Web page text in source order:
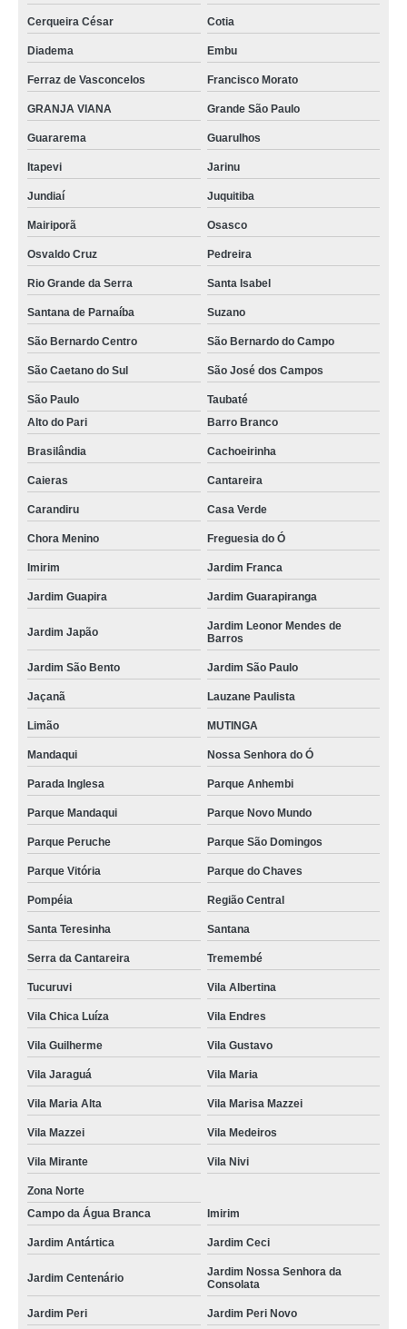
farol traseiro Taubaté
farol de led automotivo São Paulo
farol novo preço Jardim Franca
farol dianteiro Campo Limpo Paulista
onde comprar farol de led ARUJÁ
farol preço Campo da Água Branca
onde comprar farol de milha universal Jardim Peri Novo
farol de milha preço Sítio Casa Verde
farois automotivos Jardim São Bento
farol Parque Mandaqui
onde vende farol de moto Osvaldo Cruz
farol de led preço Brasilândia
onde vende farol de moto Alto do Pari
onde vende farol de milha Jaçanã
farois automotivos preço Vila Nivi
onde vende farol de led automotivo Parque São Domingos
onde comprar farol dianteiro Parque São Domingos
farol de moto preço Chora Menino
farol de moto Jardim Nossa Senhora da Consolata
farol novo preço Cachoeirinha
farol de milha universal São José dos Campos
onde vende farol Casa Verde
farol de milha preço ALDEIA DA SERRA
farol de led redondo preço Jundiaí
Cerqueira César Cotia
Diadema Embu
Ferraz de Vasconcelos Francisco Morato
GRANJA VIANA Grande São Paulo
Guararema Guarulhos
Itapevi Jarinu
Jundiaí Juquitiba
Mairiporã Osasco
Osvaldo Cruz Pedreira
Rio Grande da Serra Santa Isabel
Santana de Parnaíba Suzano
São Bernardo Centro São Bernardo do Campo
São Caetano do Sul São José dos Campos
São Paulo
Taubaté
Alto do Pari
Barro Branco
Brasilândia Cachoeirinha
Caieras Cantareira
Carandiru Casa Verde
Chora Menino Freguesia do Ó
Imirim Jardim Franca
Jardim Guapira Jardim Guarapiranga
Jardim Japão
Jardim Leonor Mendes de
Barros
Jardim São Bento Jardim São Paulo
Jaçanã Lauzane Paulista
Limão MUTINGA
Mandaqui Nossa Senhora do Ó
Parada Inglesa Parque Anhembi
Parque Mandaqui Parque Novo Mundo
Parque Peruche Parque São Domingos
Parque Vitória Parque do Chaves
Pompéia Região Central
Santa Teresinha Santana
Serra da Cantareira Tremembé
Tucuruvi Vila Albertina
Vila Chica Luíza Vila Endres
Vila Guilherme Vila Gustavo
Vila Jaraguá Vila Maria
Vila Maria Alta Vila Marisa Mazzei
Vila Mazzei Vila Medeiros
Vila Mirante Vila Nivi
Zona Norte
Campo da Água Branca
Imirim
Jardim Antártica Jardim Ceci
Jardim Centenário
Jardim Nossa Senhora da
Consolata
Jardim Peri Jardim Peri Novo